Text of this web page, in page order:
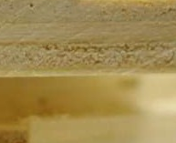
EEN MICROCONTROLLER
SENSOREN